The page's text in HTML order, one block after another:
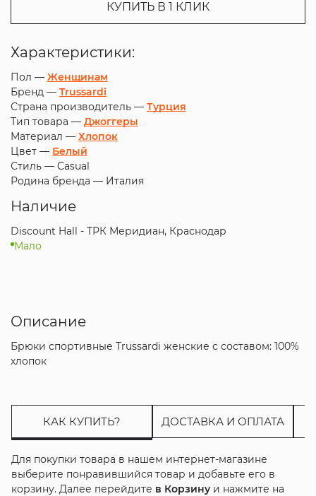
КУПИТЬ В 1 КЛИК
Характеристики:
Пол — Женщинам
Бренд — Trussardi
Страна производитель — Турция
Тип товара — Джоггеры
Материал — Хлопок
Цвет — Белый
Стиль — Casual
Родина бренда — Италия
Наличие
Discount Hall - ТРК Меридиан, Краснодар
Мало
Описание
Брюки спортивные Trussardi женские с составом: 100%
хлопок
КАК КУПИТЬ? ДОСТАВКА И ОПЛАТА
Для покупки товара в нашем интернет-магазине
выберите понравившийся товар и добавьте его в
корзину. Далее перейдите в Корзинуи нажмите на